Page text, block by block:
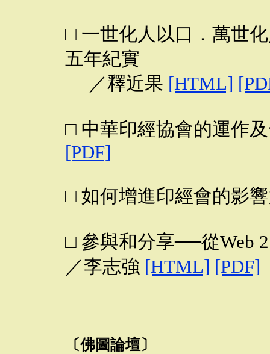
□ 一世化人以口．萬世
五年紀實
／釋近果 [HTML]
□ 中華印經協會的運作
[PDF]
□ 如何增進印經會的影
□ 參與和分享──從Web
／李志強 [HTML] [PDF]
〔佛圖論壇〕